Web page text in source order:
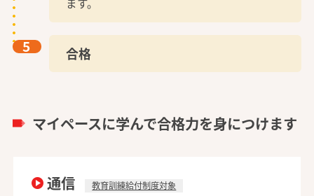
5 合格
マイペースに学んで合格力を身につけます
通信 教育訓練給付制度対象